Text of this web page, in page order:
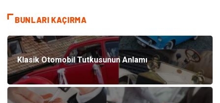
BUNLARI KAÇIRMA
Klasik Otomobil Tutkusunun Anlamı